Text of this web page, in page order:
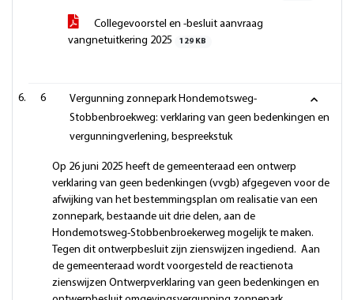
Collegevoorstel en -besluit aanvraag
vangnetuitkering 2025
129 KB
6
Vergunning zonnepark Hondemotsweg-
Stobbenbroekweg: verklaring van geen bedenkingen en
vergunningverlening, bespreekstuk
Op 26 juni 2025 heeft de gemeenteraad een ontwerp
verklaring van geen bedenkingen (vvgb) afgegeven voor de
afwijking van het bestemmingsplan om realisatie van een
zonnepark, bestaande uit drie delen, aan de
Hondemotsweg-Stobbenbroekerweg mogelijk te maken.
Tegen dit ontwerpbesluit zijn zienswijzen ingediend. Aan
de gemeenteraad wordt voorgesteld de reactienota
zienswijzen Ontwerpverklaring van geen bedenkingen en